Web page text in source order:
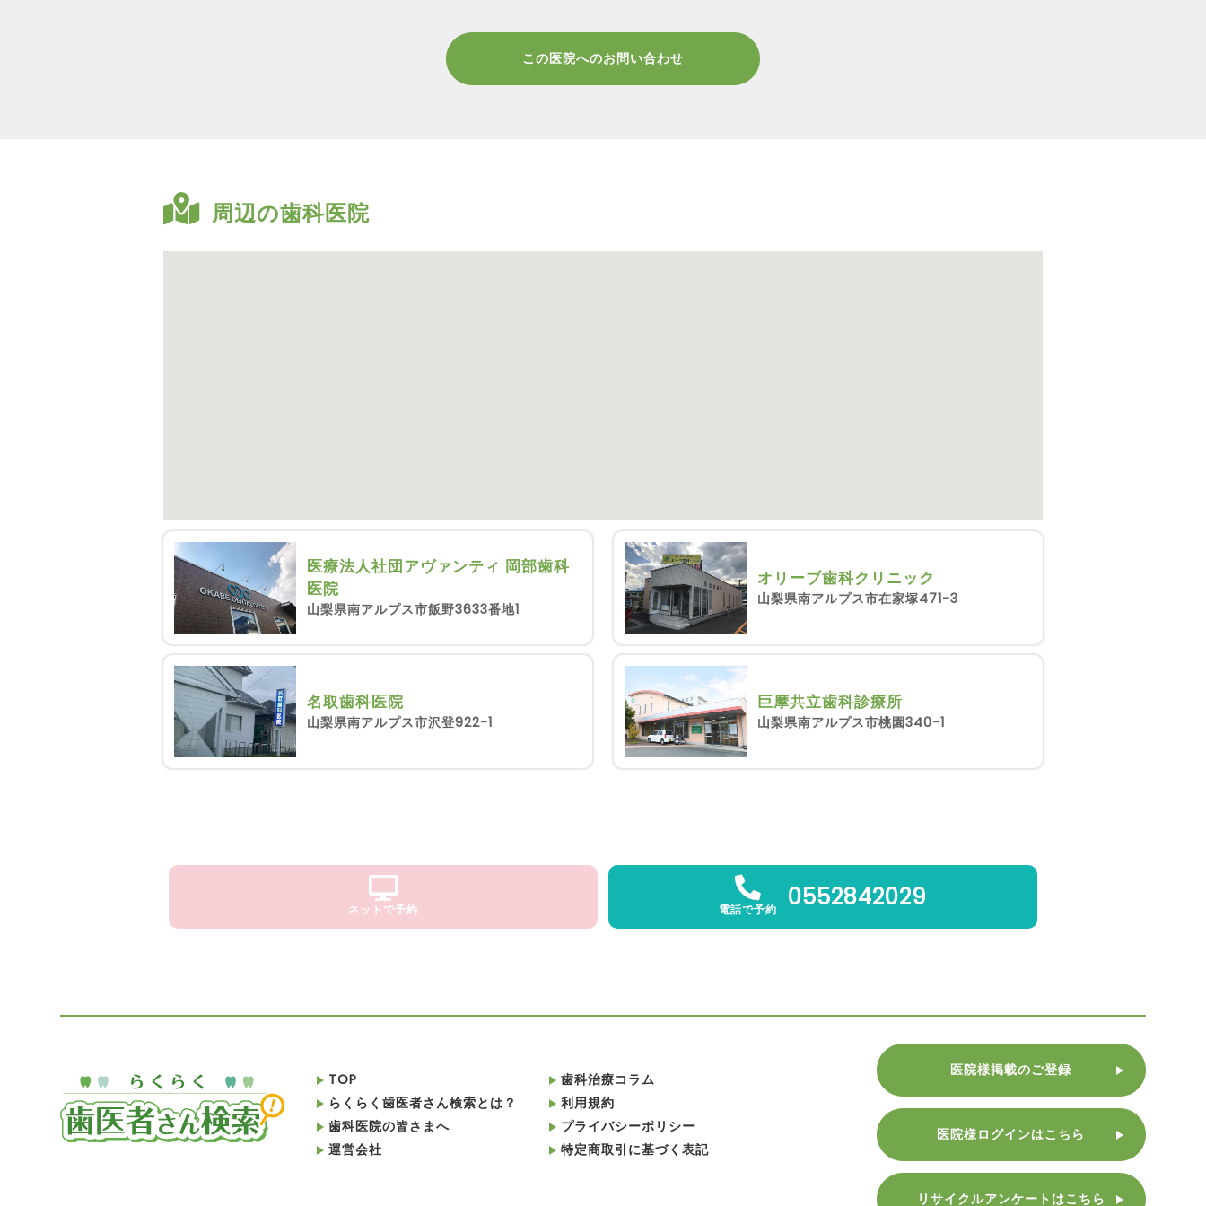
この医院へのお問い合わせ
周辺の歯科医院
医療法人社団アヴァンティ 岡部歯科
医院
山梨県南アルプス市飯野3633番地1
名取歯科医院
山梨県南アルプス市沢登922-1
オリーブ歯科クリニック
山梨県南アルプス市在家塚471-3
巨摩共立歯科診療所
山梨県南アルプス市桃園340-1
ネットで予約 電話で予約 0552842029
TOP
らくらく歯医者さん検索とは？
歯科医院の皆さまへ
運営会社
歯科治療コラム
利用規約
プライバシーポリシー
特定商取引に基づく表記
医院様掲載のご登録
医院様ログインはこちら
リサイクルアンケートはこちら